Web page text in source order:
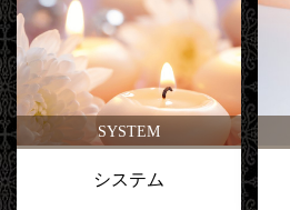
SYSTEM
システム